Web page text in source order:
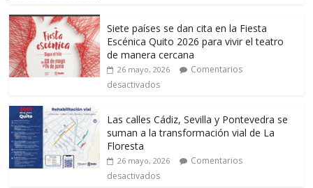
Siete países se dan cita en la Fiesta
Escénica Quito 2026 para vivir el teatro
de manera cercana
26 mayo, 2026
Comentarios
desactivados
Las calles Cádiz, Sevilla y Pontevedra se
suman a la transformación vial de La
Floresta
26 mayo, 2026
Comentarios
desactivados